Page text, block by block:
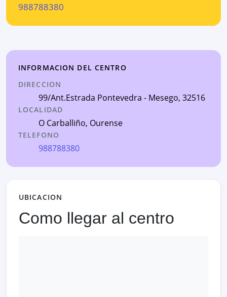
988788380
INFORMACION DEL CENTRO
DIRECCION
99/Ant.Estrada Pontevedra - Mesego, 32516
LOCALIDAD
O Carballiño, Ourense
TELEFONO
988788380
UBICACION
Como llegar al centro